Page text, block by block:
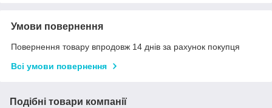
Умови повернення
Повернення товару впродовж 14 днів за рахунок покупця
Всі умови повернення
Подібні товари компанії